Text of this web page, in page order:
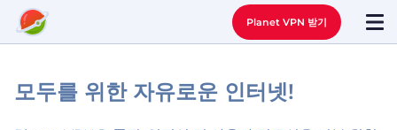
Planet VPN 받기
모두를 위한 자유로운 인터넷!